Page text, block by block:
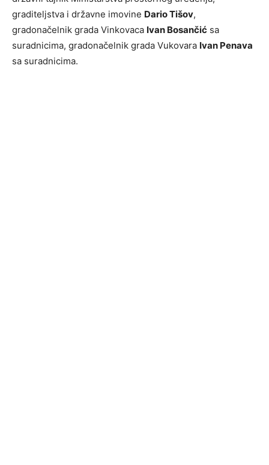
graditeljstva i državne imovine Dario Tišov,
gradonačelnik grada Vinkovaca Ivan Bosančić sa
suradnicima, gradonačelnik grada Vukovara Ivan Penava
sa suradnicima.